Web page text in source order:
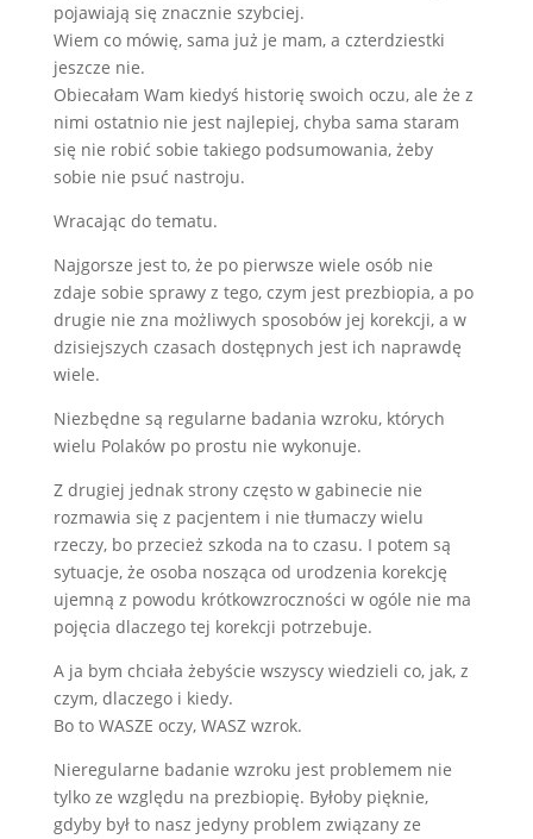
pojawiają się znacznie szybciej.
Wiem co mówię, sama już je mam, a czterdziestki
jeszcze nie.
Obiecałam Wam kiedyś historię swoich oczu, ale że z
nimi ostatnio nie jest najlepiej, chyba sama staram
się nie robić sobie takiego podsumowania, żeby
sobie nie psuć nastroju.
Wracając do tematu.
Najgorsze jest to, że po pierwsze wiele osób nie
zdaje sobie sprawy z tego, czym jest prezbiopia, a po
drugie nie zna możliwych sposobów jej korekcji, a w
dzisiejszych czasach dostępnych jest ich naprawdę
wiele.
Niezbędne są regularne badania wzroku, których
wielu Polaków po prostu nie wykonuje.
Z drugiej jednak strony często w gabinecie nie
rozmawia się z pacjentem i nie tłumaczy wielu
rzeczy, bo przecież szkoda na to czasu. I potem są
sytuacje, że osoba nosząca od urodzenia korekcję
ujemną z powodu krótkowzroczności w ogóle nie ma
pojęcia dlaczego tej korekcji potrzebuje.
A ja bym chciała żebyście wszyscy wiedzieli co, jak, z
czym, dlaczego i kiedy.
Bo to WASZE oczy, WASZ wzrok.
Nieregularne badanie wzroku jest problemem nie
tylko ze względu na prezbiopię. Byłoby pięknie,
gdyby był to nasz jedyny problem związany ze